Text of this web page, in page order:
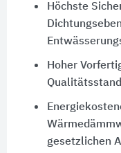
Höchste
Hoher
gesetzlichen